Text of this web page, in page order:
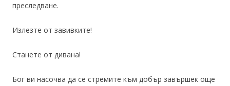
преследване.
Излезте от завивките!
Станете от дивана!
Бог ви насочва да се стремите към добър завършек още